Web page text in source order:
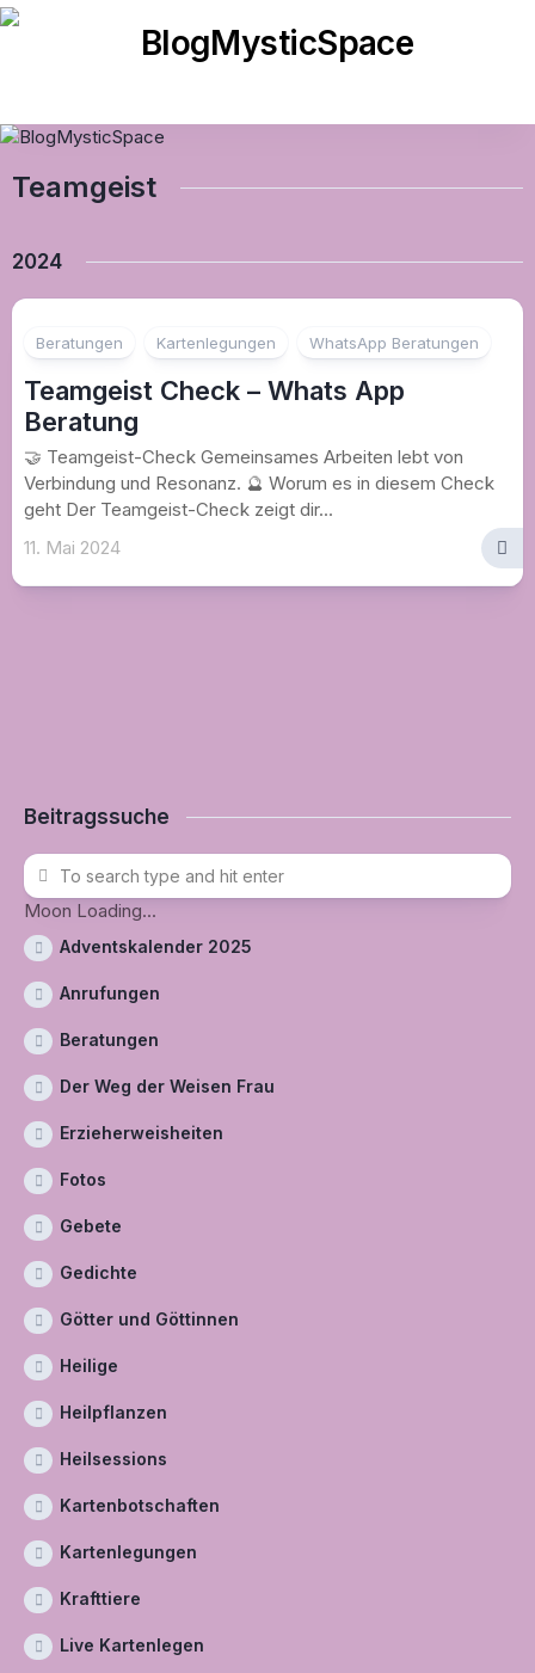
Skip
Teamgeist
2024
Beratungen Kartenlegungen WhatsApp Beratungen
Teamgeist Check – Whats App
Beratung
🤝 Teamgeist-Check Gemeinsames Arbeiten lebt von
Verbindung und Resonanz. 🔮 Worum es in diesem Check
geht Der Teamgeist-Check zeigt dir...
11. Mai 2024
Beitragssuche
Moon Loading...
Adventskalender 2025
Anrufungen
Beratungen
Der Weg der Weisen Frau
Erzieherweisheiten
Fotos
Gebete
Gedichte
Götter und Göttinnen
Heilige
Heilpflanzen
Heilsessions
Kartenbotschaften
Kartenlegungen
Krafttiere
Live Kartenlegen